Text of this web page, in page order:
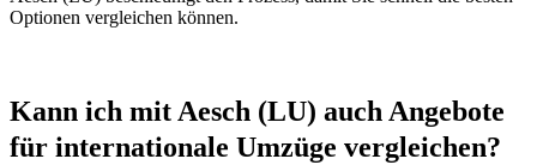
Optionen vergleichen können.
Kann ich mit Aesch (LU) auch Angebote
für internationale Umzüge vergleichen?